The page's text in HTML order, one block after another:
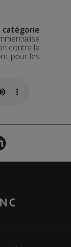
catégorie
contre la
pour les